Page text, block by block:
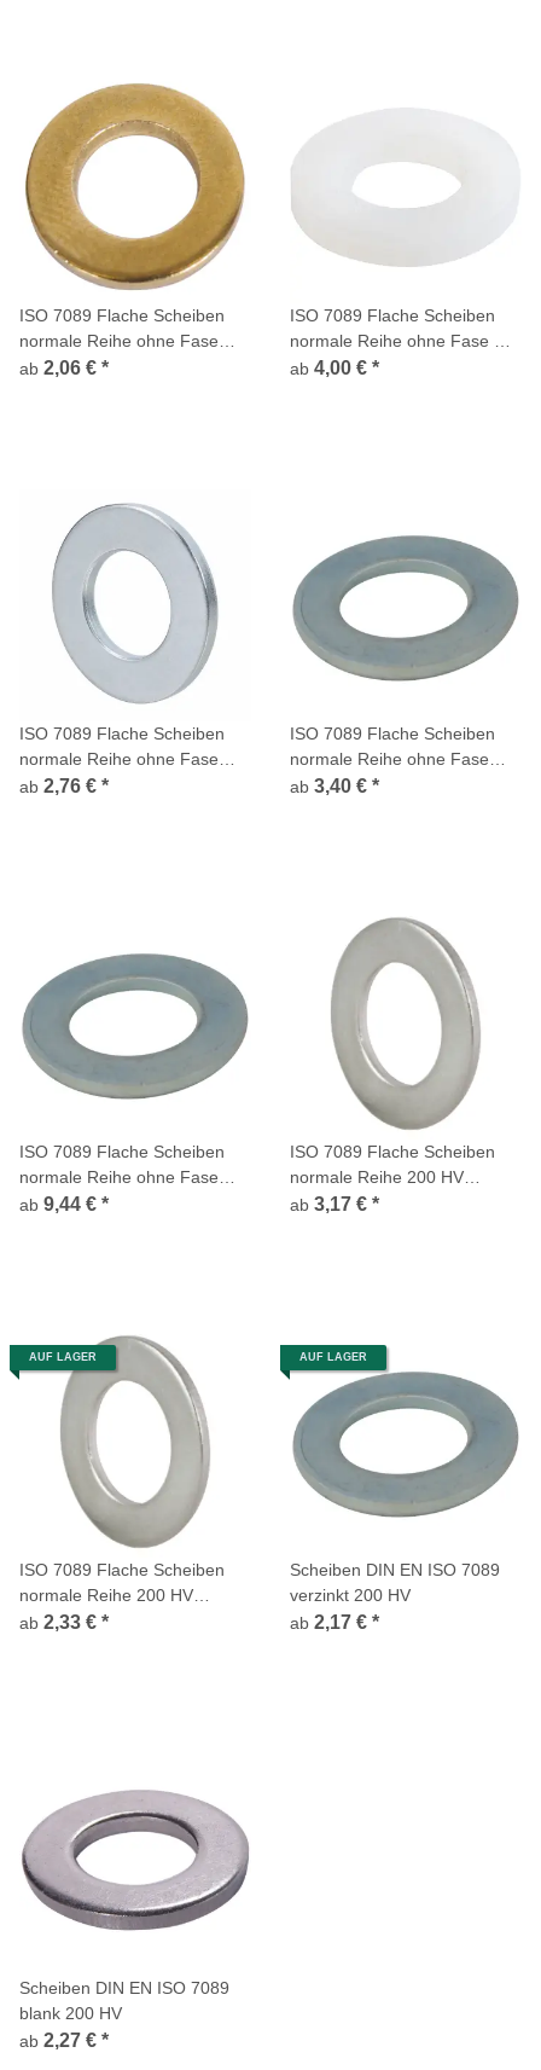
ISO 7089 Flache Scheiben
normale Reihe ohne Fase
Messing
ab 2,06 € *
ISO 7089 Flache Scheiben
normale Reihe ohne Fase C
Kunststoff Polyamid
ab 4,00 € *
ISO 7089 Flache Scheiben
normale Reihe ohne Fase
Stahl Aluminium
ab 2,76 € *
ISO 7089 Flache Scheiben
normale Reihe ohne Fase
Stahl vergütet verzinkt 300 HV
ab 3,40 € *
ISO 7089 Flache Scheiben
normale Reihe ohne Fase
Stahl verzinkt CE 300 HV
ab 9,44 € *
ISO 7089 Flache Scheiben
normale Reihe 200 HV
Edelstahl A4
ab 3,17 € *
AUF LAGER
ISO 7089 Flache Scheiben
normale Reihe 200 HV
Edelstahl A2
ab 2,33 € *
AUF LAGER
Scheiben DIN EN ISO 7089
verzinkt 200 HV
ab 2,17 € *
Scheiben DIN EN ISO 7089
blank 200 HV
ab 2,27 € *